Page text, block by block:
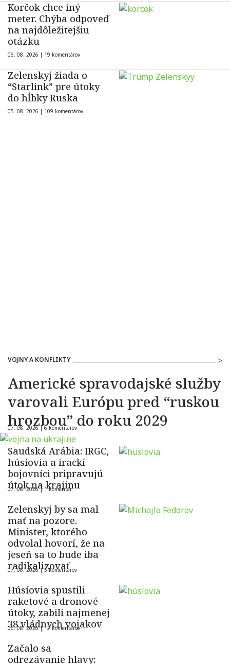
Korčok chce iný
meter. Chýba odpoveď
na najdôležitejšiu
otázku
06. 08. 2026 | 19 komentárov
Zelenskyj žiada o
“Starlink” pre útoky
do hĺbky Ruska
05. 08. 2026 | 109 komentárov
VOJNY A KONFLIKTY
Americké spravodajské služby
varovali Európu pred “ruskou
hrozbou” do roku 2029
07. 08. 2026 |6 komentárov
Saudská Arábia: IRGC,
húsíovia a irackí
bojovníci pripravujú
útok na krajinu
07. 08. 2026 | 1 komentár
Zelenskyj by sa mal
mať na pozore.
Minister, ktorého
odvolal hovorí, že na
jeseň sa to bude iba
radikalizovať
07. 08. 2026 |5 komentárov
Húsíovia spustili
raketové a dronové
útoky, zabili najmenej
38 vládnych vojakov
06. 08. 2026 |17 komentárov
Začalo sa
odrezávanie hlavy: